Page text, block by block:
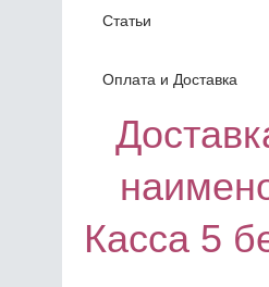
Статьи
Оплата и Доставка
Касса 5